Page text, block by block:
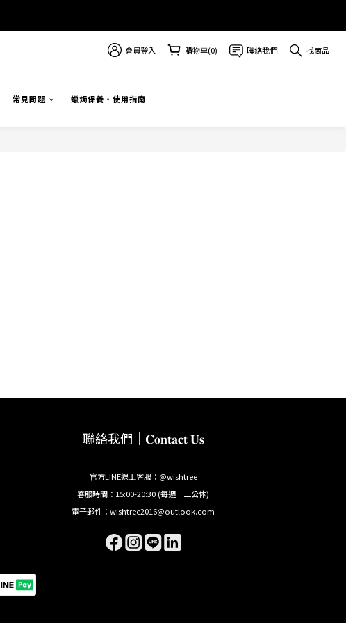
會員登入 購物車(0) 聯絡我們 找商品
常見問題 蠟燭保養・使用指南
聯絡我們｜𝐂𝐨𝐧𝐭𝐚𝐜𝐭 𝐔𝐬
官方LINE線上客服：@wishtree
客服時間：15:00-20:30 (每週一二公休)
電子郵件：wishtree2016@outlook.com